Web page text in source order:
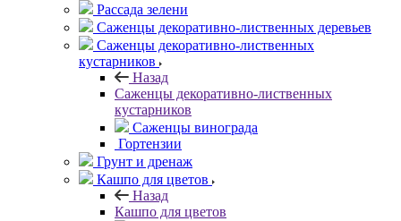
Рассада зелени
Саженцы декоративно-лиственных деревьев
Саженцы декоративно-лиственных
кустарников
Назад
Саженцы декоративно-лиственных
кустарников
Саженцы винограда
Гортензии
Грунт и дренаж
Кашпо для цветов
Назад
Кашпо для цветов